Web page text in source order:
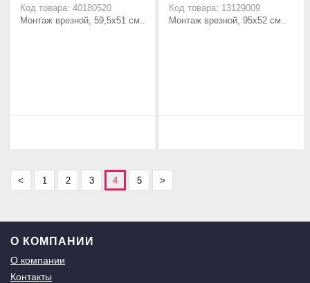
Код товара: 40180520
Монтаж врезной, 59,5х51 см..
Код товара: 13129009
Монтаж врезной, 95х52 см..
< 1 2 3 4 5 >
О КОМПАНИИ
О компании
Контакты